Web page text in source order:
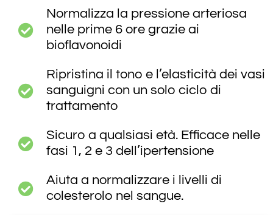
Normalizza la pressione arteriosa
nelle prime 6 ore grazie ai
bioflavonoidi
Ripristina il tono e l’elasticità dei vasi
sanguigni con un solo ciclo di
trattamento
Sicuro a qualsiasi età. Efficace nelle
fasi 1, 2 e 3 dell’ipertensione
Aiuta a normalizzare i livelli di
colesterolo nel sangue.